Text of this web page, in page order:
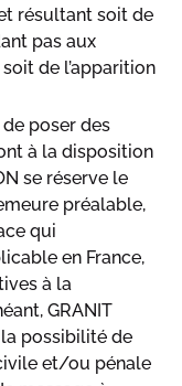
résultant soit de
pas aux
de l’apparition
poser des
à la disposition
se réserve le
préalable,
qui
en France,
à la
GRANIT
la possibilité de
et/ou pénale